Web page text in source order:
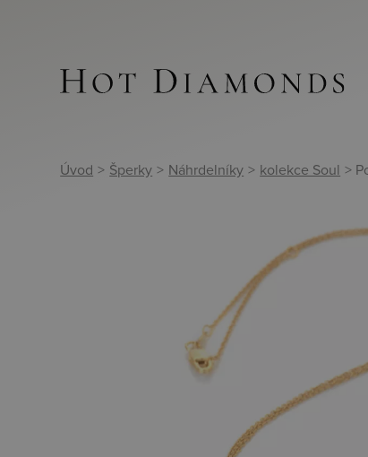
Úvod > Šperky > Náhrdelníky > kolekce Soul >